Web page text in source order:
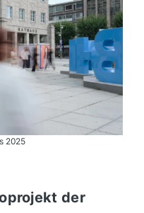
2025
der